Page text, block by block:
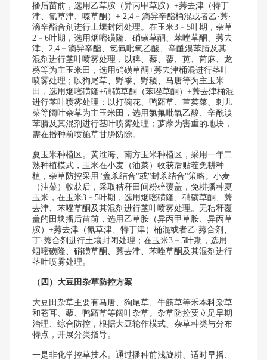
播后苗前，选用乙草胺（异丙甲草胺）+莠去津（特丁
津、氰草津、嗪草酮）+ 2,4－滴异辛酯桶混或者乙·莠·
滴辛酯合剂进行土壤封闭处理。在玉米3－5叶期，杂草
2－6叶期，选用烟嘧磺隆、硝磺草酮、苯唑草酮、莠去
津、2,4－滴异辛酯、氯氟吡氧乙酸、辛酰溴苯腈及其
混剂进行茎叶喷雾处理，以稗、藜、蓼、苋、苘麻、龙
葵等为主玉米田，选用硝磺草酮+莠去津桶混进行茎叶
喷雾处理；以狗尾草、野黍、野稷、马唐等为主玉米
田，选用烟嘧磺隆+硝磺草酮（苯唑草酮）+莠去津桶混
进行茎叶喷雾处理；以打碗花、鸭跖草、苣荬菜、刺儿
菜等阔叶杂草为主玉米田，选用氯氟吡氧乙酸、辛酰溴
苯腈及其混剂进行茎叶喷雾处理；萝藦为害重的地块，
需在播种前喷施草甘膦防除。
夏玉米种植区。黄淮海、南方玉米种植区，采用一年二
熟种植模式，玉米在小麦（油菜）收获后贴茬免耕种
植，杂草防控采用"盖杀结合"或"封杀结合"策略。小麦
（油菜）收获后，采取秸秆田间粉碎覆盖，免耕播种夏
玉米，在玉米3－5叶期，选用烟嘧磺隆、硝磺草酮、莠
去津、苯唑草酮及其混剂进行茎叶喷雾处理。无秸秆覆
盖的田块播后苗前，选用乙草胺（异丙甲草胺、异丙草
胺）+莠去津（氰草津、特丁津）桶混或者乙·莠合剂、
丁·莠合剂进行土壤封闭处理；在玉米3－5叶期，选用
烟嘧磺隆、硝磺草酮、莠去津、苯唑草酮及其混剂进行
茎叶喷雾处理。
（四）大豆田杂草防控方案
大豆田杂草主要有马唐、狗尾草、牛筋草等禾本科杂草
和苍耳、藜、鸭跖草等阔叶杂草。杂草防控要立足早期
治理、综合防控，根据大豆轮作模式、杂草种类与分布
特点，开展分类指导。
一是非化学控草技术。通过播种前浅旋耕、适时早播、